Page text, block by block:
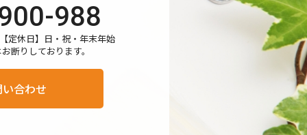
客様にご承諾いただいたものとみなし
988
定休日】日・祝・年末年始
断りしております。
合わせ